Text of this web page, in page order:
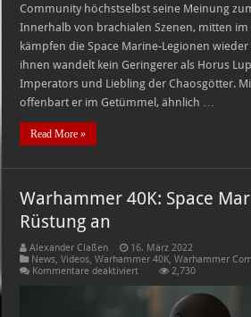
Community höchstselbst seine Meinung
Innerhalb von brachialen Szenen, mitten
kämpfen die Space Marine-Legionen
ihnen wandelt kein Geringerer als Horus
Imperators und Liebling der Chaosgötter.
offenbart er im Getümmel, ähnlich …
Read More »
Warhammer 40K: Space
Rüstung an
Alexander Claßen
16. März 2022
News,Videos,Warhammer 40K,Warhammer
Kommentare deaktiviertfür
2,730